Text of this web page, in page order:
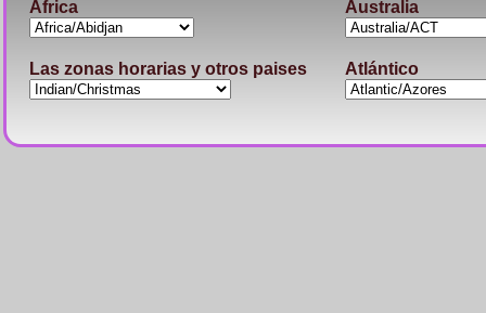
África Australia
Las zonas horarias y otros paises Atlántico